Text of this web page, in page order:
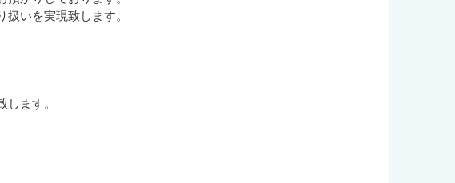
いを実現致します。
ます。